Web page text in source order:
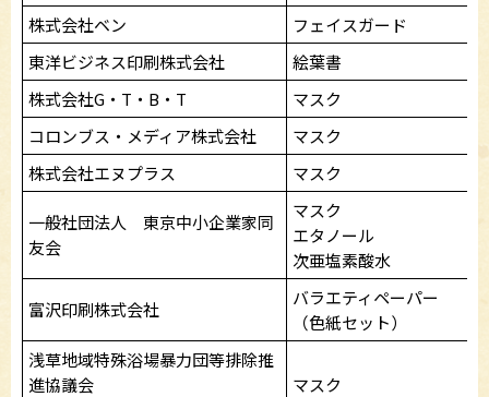
株式会社ベン
フェイスガード
東洋ビジネス印刷株式会社
絵葉書
株式会社G・T・B・T
マスク
コロンブス・メディア株式会社
マスク
株式会社エヌプラス
マスク
一般社団法人 東京中小企業家同
友会
マスク
エタノール
次亜塩素酸水
富沢印刷株式会社
バラエティペーパー
（色紙セット）
浅草地域特殊浴場暴力団等排除推
進協議会
マスク